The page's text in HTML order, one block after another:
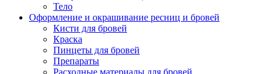
Тело
Оформление и окрашивание ресниц и бровей
Кисти для бровей
Краска
Пинцеты для бровей
Препараты
Расходные материалы для бровей